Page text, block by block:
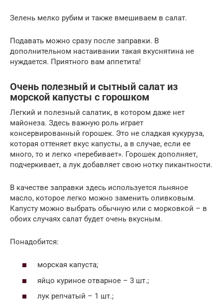
Зелень мелко рубим и также вмешиваем в салат.
Подавать можно сразу после заправки. В
дополнительном настаивании такая вкуснятина не
нуждается. Приятного вам аппетита!
Очень полезный и сытный салат из
морской капусты с горошком
Легкий и полезный салатик, в котором даже нет
майонеза. Здесь важную роль играет
консервированный горошек. Это не сладкая кукуруза,
которая оттеняет вкус капусты, а в случае, если ее
много, то и легко «перебивает». Горошек дополняет,
подчеркивает, а лук добавляет свою нотку пикантности.
В качестве заправки здесь используется льняное
масло, которое легко можно заменить оливковым.
Капусту можно выбрать обычную или с морковкой – в
обоих случаях салат будет очень вкусным.
Понадобится:
морская капуста;
яйцо куриное отварное – 3 шт.;
лук репчатый – 1 шт.;